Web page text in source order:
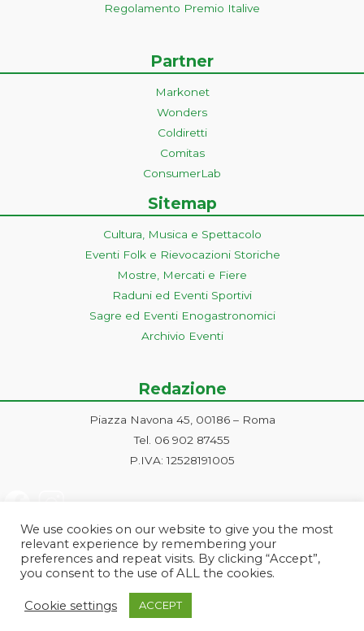
Regolamento Premio Italive
Partner
Markonet
Wonders
Coldiretti
Comitas
ConsumerLab
Sitemap
Cultura, Musica e Spettacolo
Eventi Folk e Rievocazioni Storiche
Mostre, Mercati e Fiere
Raduni ed Eventi Sportivi
Sagre ed Eventi Enogastronomici
Archivio Eventi
Redazione
Piazza Navona 45, 00186 – Roma
Tel. 06 902 87455
P.IVA: 12528191005
Roma | PI e CF: 12528191005 | markonetsrl@pec.it |
We use cookies on our website to give you the most
relevant experience by remembering your
preferences and repeat visits. By clicking “Accept”,
you consent to the use of ALL the cookies.
Cookie settings ACCEPT